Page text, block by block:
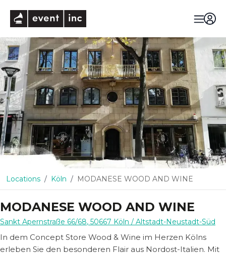
Locations Köln MODANESE WOOD AND WINE
MODANESE WOOD AND WINE
Sankt Apernstraße 66/68, 50667 Köln / Altstadt-Neustadt-Süd
In dem Concept Store Wood & Wine im Herzen Kölns
erleben Sie den besonderen Flair aus Nordost-Italien. Mit